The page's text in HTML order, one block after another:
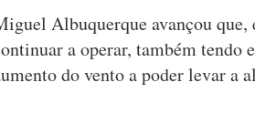
Albuquerque avançou que,
a operar, também tendo
do vento a poder levar a